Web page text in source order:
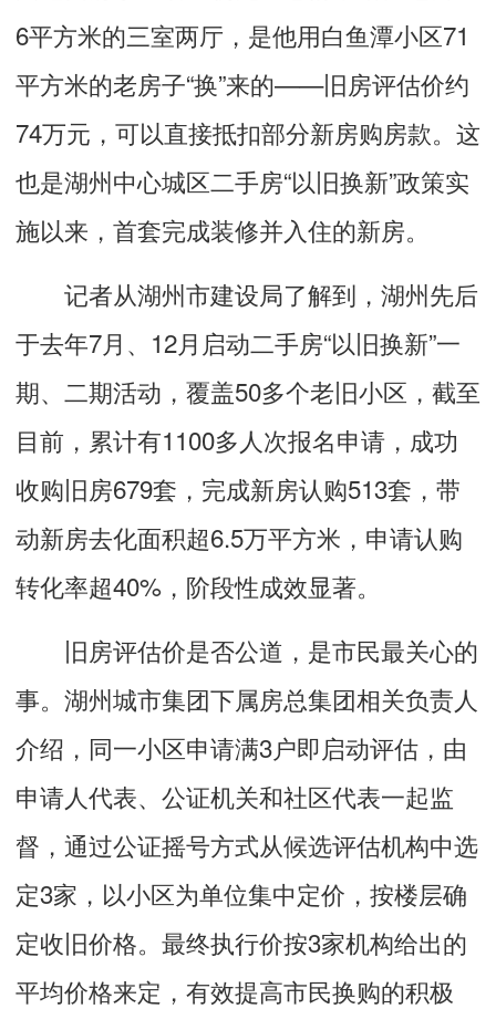
6平方米的三室两厅，是他用白鱼潭小区71
平方米的老房子“换”来的——旧房评估价约
74万元，可以直接抵扣部分新房购房款。这
也是湖州中心城区二手房“以旧换新”政策实
施以来，首套完成装修并入住的新房。
记者从湖州市建设局了解到，湖州先后
于去年7月、12月启动二手房“以旧换新”一
期、二期活动，覆盖50多个老旧小区，截至
目前，累计有1100多人次报名申请，成功
收购旧房679套，完成新房认购513套，带
动新房去化面积超6.5万平方米，申请认购
转化率超40%，阶段性成效显著。
旧房评估价是否公道，是市民最关心的
事。湖州城市集团下属房总集团相关负责人
介绍，同一小区申请满3户即启动评估，由
申请人代表、公证机关和社区代表一起监
督，通过公证摇号方式从候选评估机构中选
定3家，以小区为单位集中定价，按楼层确
定收旧价格。最终执行价按3家机构给出的
平均价格来定，有效提高市民换购的积极